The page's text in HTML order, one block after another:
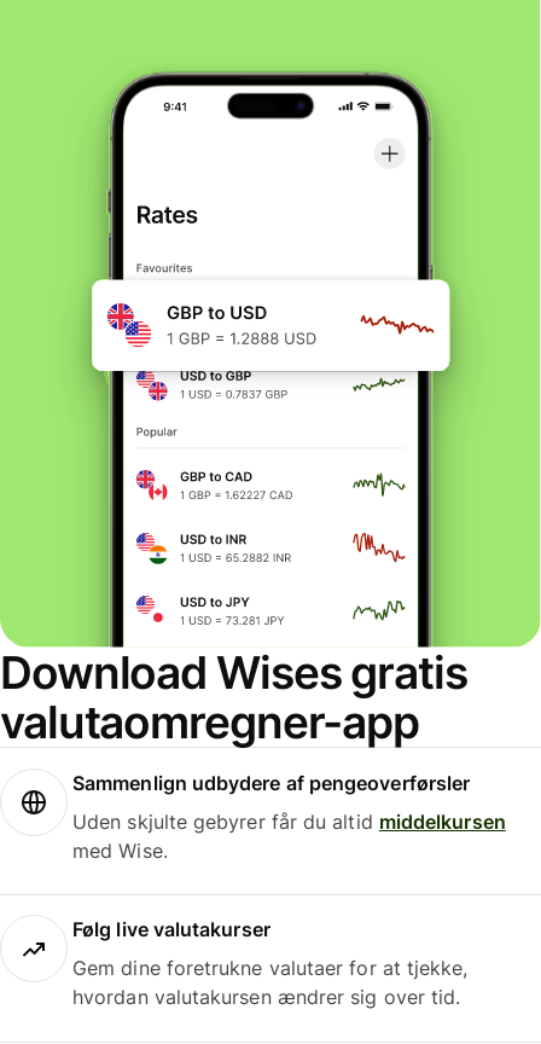
Download Wises gratis
valutaomregner-app
Sammenlign udbydere af pengeoverførsler
Uden skjulte gebyrer får du altid middelkursen
med Wise.
Følg live valutakurser
Gem dine foretrukne valutaer for at tjekke,
hvordan valutakursen ændrer sig over tid.